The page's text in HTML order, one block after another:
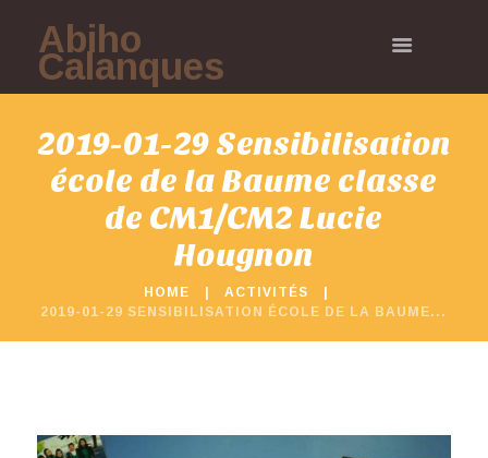
Abiho
Calanques
2019-01-29 Sensibilisation
école de la Baume classe
de CM1/CM2 Lucie
Hougnon
HOME
ACTIVITÉS
2019-01-29 SENSIBILISATION ÉCOLE DE LA BAUME...